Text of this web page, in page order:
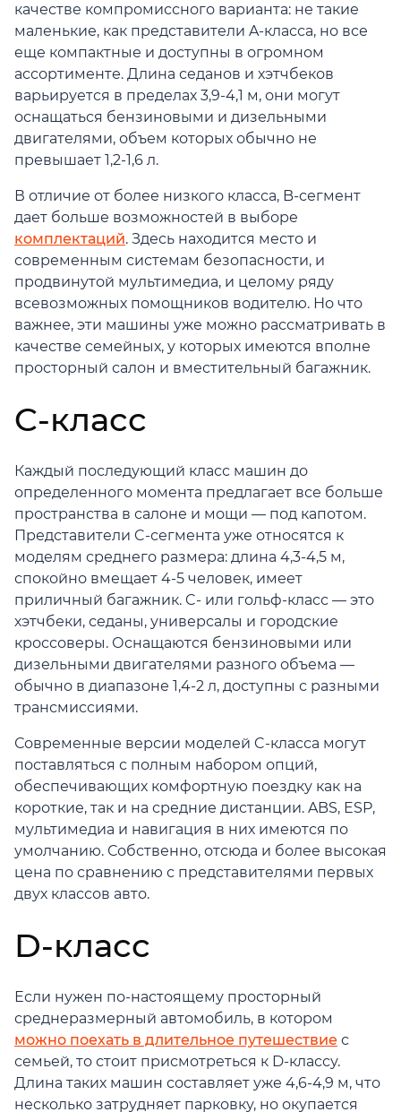
качестве компромиссного варианта: не такие
маленькие, как представители A-класса, но все
еще компактные и доступны в огромном
ассортименте. Длина седанов и хэтчбеков
варьируется в пределах 3,9-4,1 м, они могут
оснащаться бензиновыми и дизельными
двигателями, объем которых обычно не
превышает 1,2-1,6 л.
В отличие от более низкого класса, B-сегмент
дает больше возможностей в выборе
комплектаций. Здесь находится место и
современным системам безопасности, и
продвинутой мультимедиа, и целому ряду
всевозможных помощников водителю. Но что
важнее, эти машины уже можно рассматривать в
качестве семейных, у которых имеются вполне
просторный салон и вместительный багажник.
C-класс
Каждый последующий класс машин до
определенного момента предлагает все больше
пространства в салоне и мощи — под капотом.
Представители C-сегмента уже относятся к
моделям среднего размера: длина 4,3-4,5 м,
спокойно вмещает 4-5 человек, имеет
приличный багажник. C- или гольф-класс — это
хэтчбеки, седаны, универсалы и городские
кроссоверы. Оснащаются бензиновыми или
дизельными двигателями разного объема —
обычно в диапазоне 1,4-2 л, доступны с разными
трансмиссиями.
Современные версии моделей C-класса могут
поставляться с полным набором опций,
обеспечивающих комфортную поездку как на
короткие, так и на средние дистанции. ABS, ESP,
мультимедиа и навигация в них имеются по
умолчанию. Собственно, отсюда и более высокая
цена по сравнению с представителями первых
двух классов авто.
D-класс
Если нужен по-настоящему просторный
среднеразмерный автомобиль, в котором
можно поехать в длительное путешествие с
семьей, то стоит присмотреться к D-классу.
Длина таких машин составляет уже 4,6-4,9 м, что
несколько затрудняет парковку, но окупается